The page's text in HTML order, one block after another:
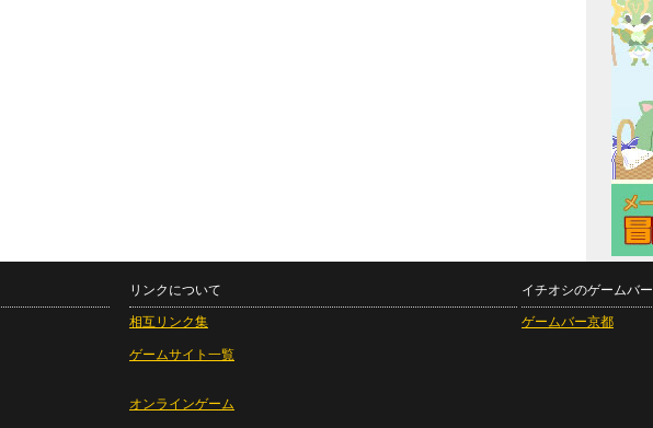
リンクについて
相互リンク集
ゲームサイト一覧
オンラインゲーム
イチオシのゲームバー
ゲームバー京都